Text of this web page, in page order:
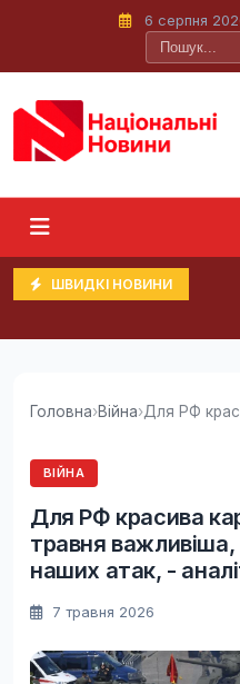
6 серпня
ШВИДКІ НОВИНИ
Головна›Війна›
ВІЙНА
Для РФ красива
травня важливіша,
наших атак, -
7 травня 2026